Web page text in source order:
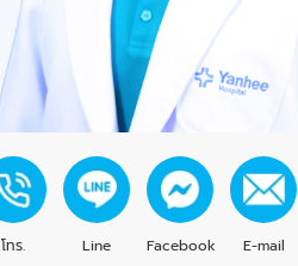
โทร. Line Facebook E-mail